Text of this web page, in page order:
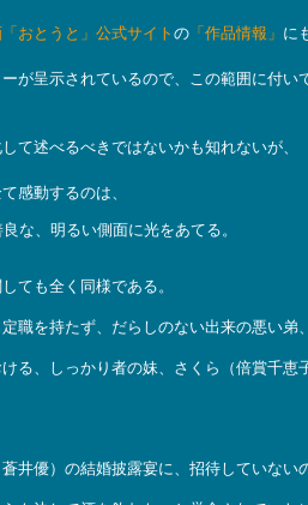
おとうと」公式サイトの 「作品情報」 に
が呈示されているので、この範囲に付い
て述べるべきではないかも知れないが、
感動するのは、
な、明るい側面に光をあてる。
ても全く同様である。
職を持たず、だらしのない出来の悪い弟
る、しっかり者の妹、さくら（倍賞千恵
井優）の結婚披露宴に、招待していない